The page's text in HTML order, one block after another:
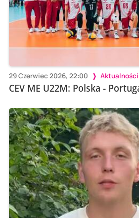
29 Czerwiec 2026, 22:00 Aktualności
CEV ME U22M: Polska -